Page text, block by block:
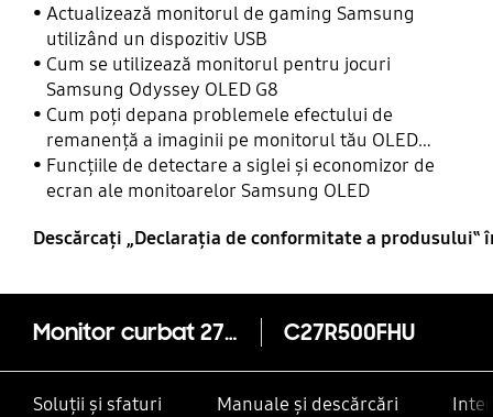
Actualizează monitorul de gaming Samsung
utilizând un dispozitiv USB
Cum se utilizează monitorul pentru jocuri
Samsung Odyssey OLED G8
Cum poți depana problemele efectului de
remanență a imaginii pe monitorul tău OLED
Samsung
Funcțiile de detectare a siglei și economizor de
ecran ale monitoarelor Samsung OLED
Descărcaţi „Declaraţia de conformitate a produsului‟
Monitor curbat 27" cu design fără margini C27R500FHU
Soluții și sfaturi Manuale și descărcări